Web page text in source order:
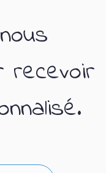
recevoir